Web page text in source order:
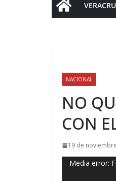
NACIONAL
NO
CON
19 de
Reproductor
Media error: